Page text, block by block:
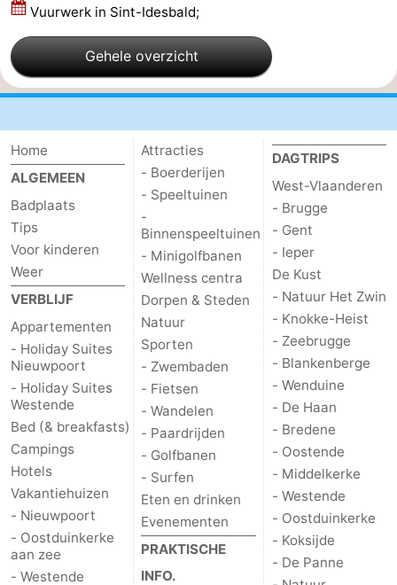
Natuur
Het
Zwin
-
Knokke-
Heist
-
Zeebrugge
-
Wenduine
-
De
Haan
-
Bredene
-
Oostende
-
Middelkerke
Westende
Oostduinkerke
-
Koksijde
-
De
Panne
-
Natuur
Westhoek
Weer
Contact
Vuurwerk in Sint-Idesbald;
Gehele overzicht
Home
ALGEMEEN
Badplaats
Tips
Voor kinderen
Weer
VERBLIJF
Appartementen
- Holiday Suites
Nieuwpoort
- Holiday Suites
Westende
Bed (& breakfasts)
Campings
Hotels
Vakantiehuizen
- Nieuwpoort
- Oostduinkerke
aan zee
- Westende
Attracties
- Boerderijen
- Speeltuinen
-
Binnenspeeltuinen
- Minigolfbanen
Wellness centra
Dorpen & Steden
Natuur
Sporten
- Zwembaden
- Fietsen
- Wandelen
- Paardrijden
- Golfbanen
- Surfen
Eten en drinken
Evenementen
PRAKTISCHE
INFO.
DAGTRIPS
West-Vlaanderen
- Brugge
- Gent
- Ieper
De Kust
- Natuur Het Zwin
- Knokke-Heist
- Zeebrugge
- Blankenberge
- Wenduine
- De Haan
- Bredene
- Oostende
- Middelkerke
- Westende
- Oostduinkerke
- Koksijde
- De Panne